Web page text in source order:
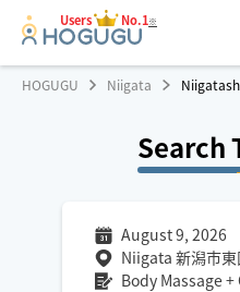
Users No.1※
HOGUGU Niigata
Search
August 9, 2026
Niigata 新潟市東
Body Massage